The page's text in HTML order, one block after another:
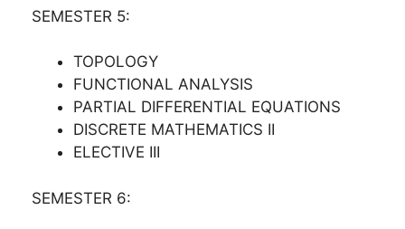
SEMESTER 5:
TOPOLOGY
FUNCTIONAL ANALYSIS
PARTIAL DIFFERENTIAL EQUATIONS
DISCRETE MATHEMATICS II
ELECTIVE III
SEMESTER 6: